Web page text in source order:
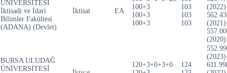
ÜNİVERSİTESİ
İktisadi ve İdari
Bilimler Fakültesi
(ADANA) (Devlet)
İktisat EA
100+3
100+3
100+3
103
103
103
(2022)
(2021)
(2020)
BURSA ULUDAĞ
ÜNİVERSİTESİ
120+3+0+3+0
124
(2023)